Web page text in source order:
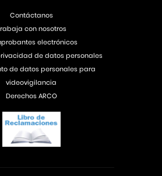
Contáctanos
con nosotros
electrónicos
de datos personales
de datos personales para
videovigilancia
Derechos ARCO